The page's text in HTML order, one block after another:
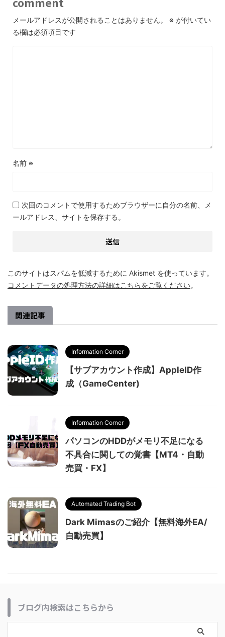
メールアドレスが公開されることはありません。 ※ が付いてい
る欄は必須項目です
名前 ※
次回のコメントで使用するためブラウザーに自分の名前、メ
ールアドレス、サイトを保存する。
このサイトはスパムを低減するために Akismet を使っています。
コメントデータの処理方法の詳細はこちらをご覧ください。
関連記事
Information Corner
【サブアカウント作成】AppleID作
成（GameCenter)
Information Corner
パソコンのHDDがメモリ不足になる
不具合に関しての覚書【MT4・自動
売買・FX】
Automated Trading Bot
Dark Mimasのご紹介【無料海外EA/
自動売買】
ブログ内検索はこちらから